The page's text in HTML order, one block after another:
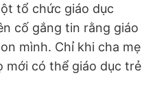
tổ chức giáo dục
cố gắng tin rằng giáo
mình. Chỉ khi cha mẹ
mới có thể giáo dục trẻ